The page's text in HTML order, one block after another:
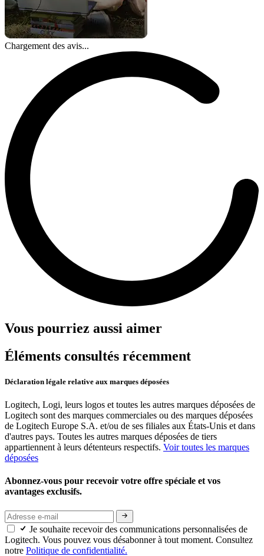
Chargement des avis...
Vous pourriez aussi aimer
Éléments consultés récemment
Déclaration légale relative aux marques déposées
Logitech, Logi, leurs logos et toutes les autres marques déposées de
Logitech sont des marques commerciales ou des marques déposées
de Logitech Europe S.A. et/ou de ses filiales aux États-Unis et dans
d'autres pays. Toutes les autres marques déposées de tiers
appartiennent à leurs détenteurs respectifs. Voir toutes les marques
déposées
Abonnez-vous pour recevoir votre offre spéciale et vos
avantages exclusifs.
Je souhaite recevoir des communications personnalisées de
Logitech. Vous pouvez vous désabonner à tout moment. Consultez
notre Politique de confidentialité.